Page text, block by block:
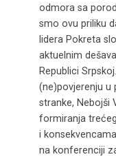
odmora sa
smo ovu priliku
lidera Pokreta
aktuelnim
Republici
(ne)povjerenju u
stranke, Nebojši
formiranja
i
na konferenciji